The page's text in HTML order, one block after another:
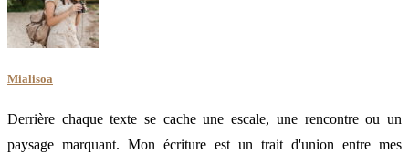
Mialisoa
Derrière chaque texte se cache une escale, une rencontre ou un
paysage marquant. Mon écriture est un trait d'union entre mes